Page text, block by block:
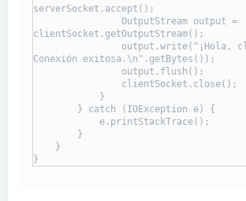
serverSocket.accept();
clientSocket.getOutputStream();
Conexión exitosa.\n".getBytes());
}